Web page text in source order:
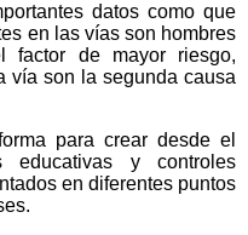
datos como que
en las vías son hombres
factor de mayor riesgo,
vía son la segunda causa
para crear desde el
educativas y controles
en diferentes puntos